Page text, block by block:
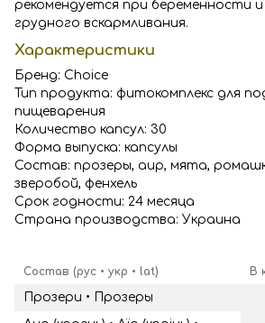
рекомендуется при беременности
грудного вскармливания.
Характеристики
Бренд: Choice
Тип продукта: фитокомплекс для
пищеварения
Количество капсул: 30
Форма выпуска: капсулы
Состав: прозеры, аир, мята,
зверобой, фенхель
Срок годности: 24 месяца
Страна производства: Украина
Состав (рус • укр • lat) В
Прозери • Прозеры